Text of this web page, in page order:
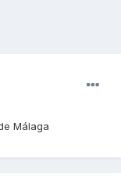
Málaga